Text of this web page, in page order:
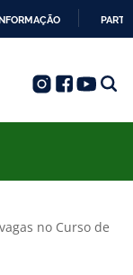
no Curso de